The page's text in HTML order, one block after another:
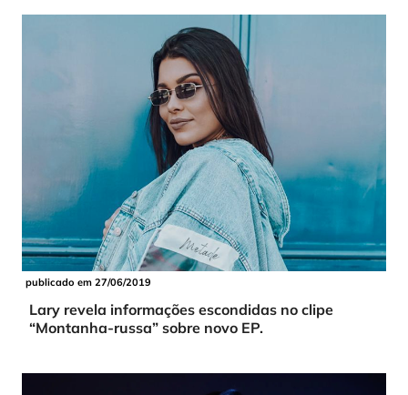
publicado em 27/06/2019
Lary revela informações escondidas no clipe
“Montanha-russa” sobre novo EP.